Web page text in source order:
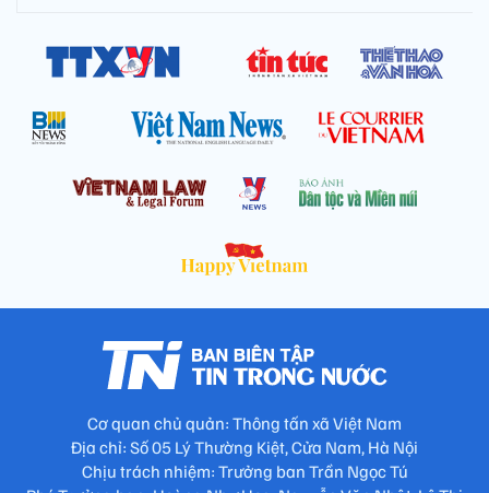
Cơ quan chủ quản: Thông tấn xã Việt Nam